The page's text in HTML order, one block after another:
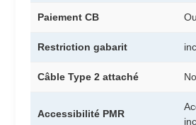
Paiement CB
Restriction gabarit
Câble Type 2 attaché
Accessibilité PMR